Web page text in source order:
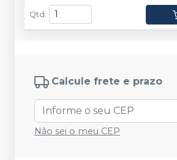
Qtd :
Calcule frete e prazo
Não sei o meu CEP